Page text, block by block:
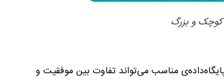
مناسب می‌تواند تفاوت بین موفقیت و